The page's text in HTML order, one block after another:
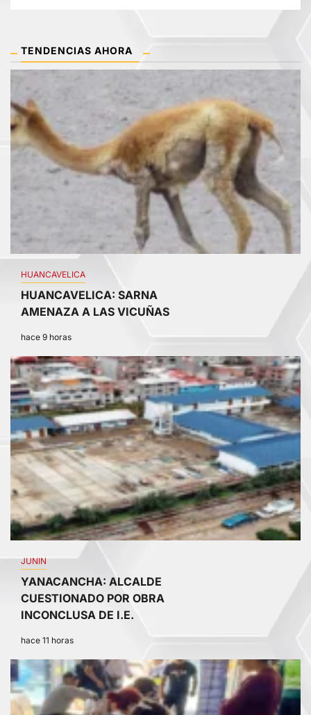
TENDENCIAS AHORA
1
HUANCAVELICA
HUANCAVELICA: SARNA
AMENAZA A LAS VICUÑAS
hace 9 horas
2
JUNIN
YANACANCHA: ALCALDE
CUESTIONADO POR OBRA
INCONCLUSA DE I.E.
hace 11 horas
3